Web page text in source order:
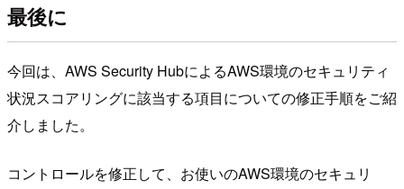
最後に
今回は、AWS Security HubによるAWS環境のセキュリティ
状況スコアリングに該当する項目についての修正手順をご紹
介しました。
コントロールを修正して、お使いのAWS環境のセキュリ